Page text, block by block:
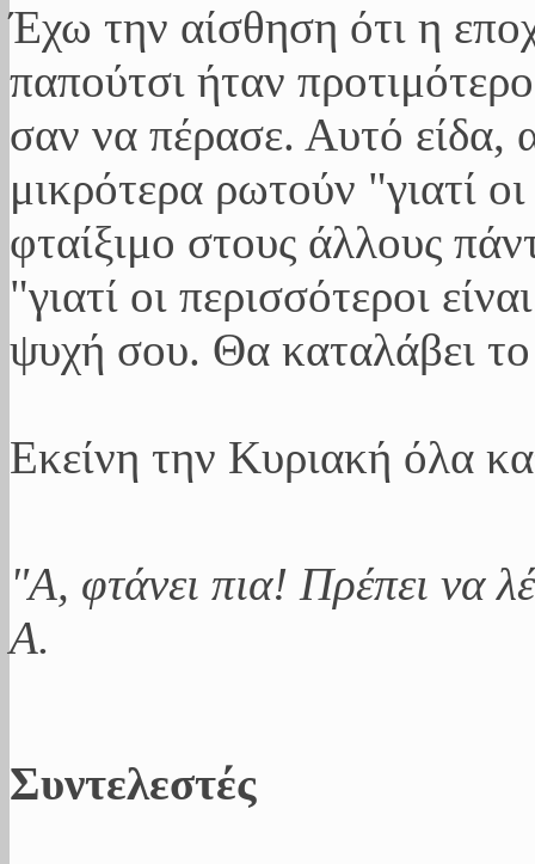
Έχω την αίσθηση ότι η
παπούτσι ήταν
σαν να πέρασε. Αυτό είδα,
μικρότερα ρωτούν "γιατί
φταίξιμο στους άλλους
"γιατί οι περισσότεροι
ψυχή σου. Θα καταλάβει το
Εκείνη την Κυριακή όλα
"Α, φτάνει πια! Πρέπει να
Α.
Συντελεστές